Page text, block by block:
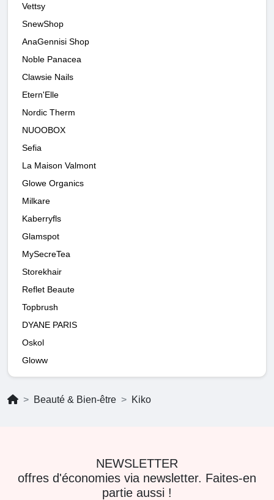
Vettsy
SnewShop
AnaGennisi Shop
Noble Panacea
Clawsie Nails
Etern'Elle
Nordic Therm
NUOOBOX
Sefia
La Maison Valmont
Glowe Organics
Milkare
Kaberryfls
Glamspot
MySecreTea
Storekhair
Reflet Beaute
Topbrush
DYANE PARIS
Oskol
Gloww
Beauté & Bien-être Kiko
NEWSLETTER
offres d'économies via newsletter. Faites-en
partie aussi !